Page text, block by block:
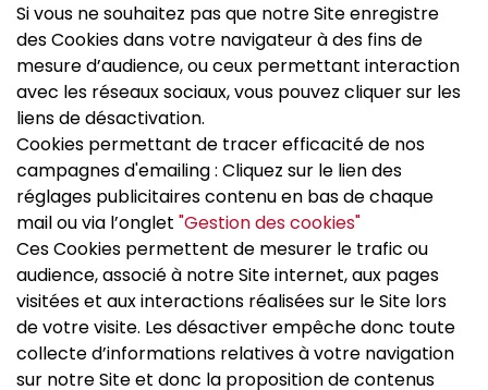
Si vous ne souhaitez pas que notre Site enregistre
des Cookies dans votre navigateur à des fins de
mesure d’audience, ou ceux permettant interaction
avec les réseaux sociaux, vous pouvez cliquer sur les
liens de désactivation.
Cookies permettant de tracer efficacité de nos
campagnes d'emailing : Cliquez sur le lien des
réglages publicitaires contenu en bas de chaque
mail ou via l’onglet "Gestion des cookies"
Ces Cookies permettent de mesurer le trafic ou
audience, associé à notre Site internet, aux pages
visitées et aux interactions réalisées sur le Site lors
de votre visite. Les désactiver empêche donc toute
collecte d’informations relatives à votre navigation
sur notre Site et donc la proposition de contenus